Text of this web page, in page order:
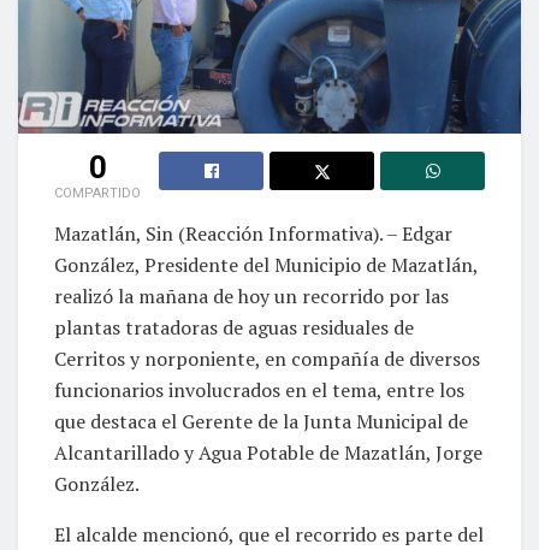
0
COMPARTIDO
Mazatlán, Sin (Reacción Informativa). – Edgar
González, Presidente del Municipio de Mazatlán,
realizó la mañana de hoy un recorrido por las
plantas tratadoras de aguas residuales de
Cerritos y norponiente, en compañía de diversos
funcionarios involucrados en el tema, entre los
que destaca el Gerente de la Junta Municipal de
Alcantarillado y Agua Potable de Mazatlán, Jorge
González.
El alcalde mencionó, que el recorrido es parte del